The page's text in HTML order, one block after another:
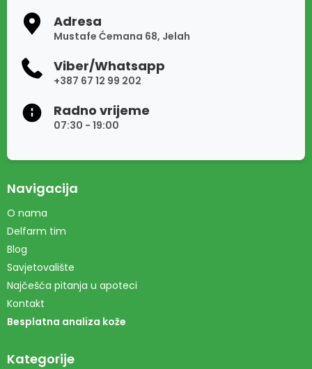
Adresa
Mustafe Ćemana 68, Jelah
Viber/Whatsapp
+387 67 12 99 202
Radno vrijeme
07:30 - 19:00
Navigacija
O nama
Delfarm tim
Blog
Savjetovalište
Najčešća pitanja u apoteci
Kontakt
Besplatna analiza kože
Kategorije